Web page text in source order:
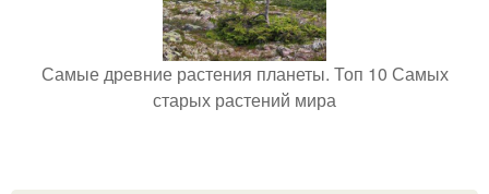
Самые древние растения планеты. Топ 10 Самых
старых растений мира